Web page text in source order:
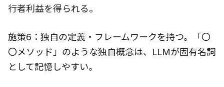
行者利益を得られる。
施策6：独自の定義・フレームワークを持つ。「〇
〇メソッド」のような独自概念は、LLMが固有名詞
として記憶しやすい。